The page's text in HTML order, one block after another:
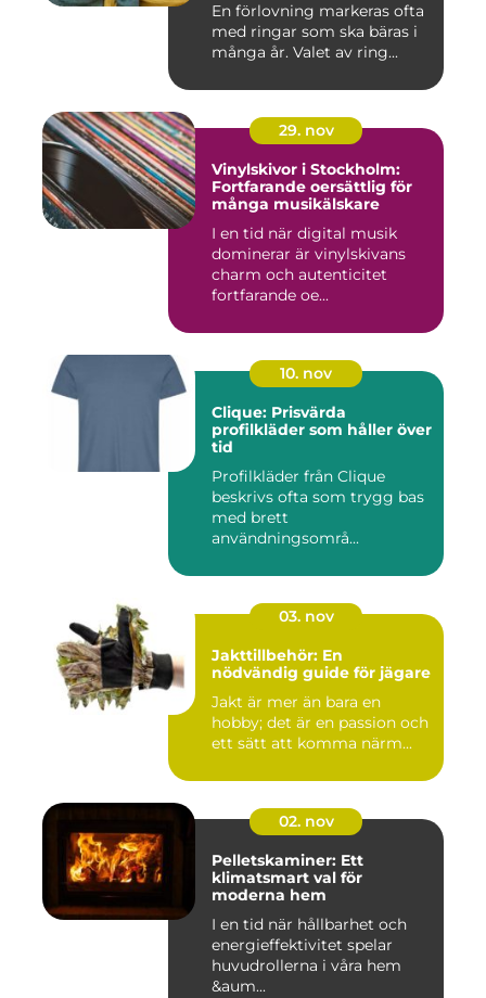
En förlovning markeras ofta
med ringar som ska bäras i
många år. Valet av ring...
29. nov
Vinylskivor i Stockholm:
Fortfarande oersättlig för
många musikälskare
I en tid när digital musik
dominerar är vinylskivans
charm och autenticitet
fortfarande oe...
10. nov
Clique: Prisvärda
profilkläder som håller över
tid
Profilkläder från Clique
beskrivs ofta som trygg bas
med brett
användningsområ...
03. nov
Jakttillbehör: En
nödvändig guide för jägare
Jakt är mer än bara en
hobby; det är en passion och
ett sätt att komma närm...
02. nov
Pelletskaminer: Ett
klimatsmart val för
moderna hem
I en tid när hållbarhet och
energieffektivitet spelar
huvudrollerna i våra hem
&aum...